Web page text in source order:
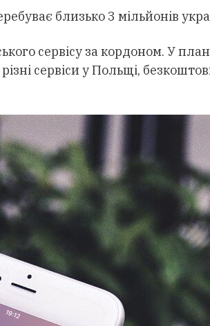
близько 3 мільйонів
сервісу за кордоном. У
сервіси у Польщі,